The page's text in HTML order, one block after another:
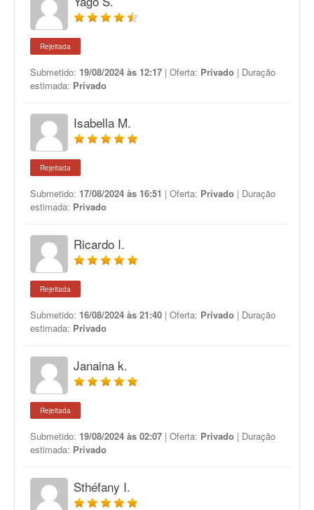
Rejeitada
Submetido: 19/08/2024 às 12:17 | Oferta: Privado | Duração
estimada: Privado
Isabella M.
Rejeitada
Submetido: 17/08/2024 às 16:51 | Oferta: Privado | Duração
estimada: Privado
Ricardo I.
Rejeitada
Submetido: 16/08/2024 às 21:40 | Oferta: Privado | Duração
estimada: Privado
Janaina k.
Rejeitada
Submetido: 19/08/2024 às 02:07 | Oferta: Privado | Duração
estimada: Privado
Sthéfany I.